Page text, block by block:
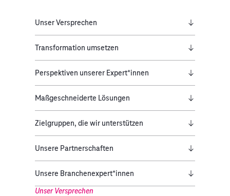
Unser Versprechen
Unser Versprechen
Transformation umsetzen
Perspektiven unserer Expert*innen
Maßgeschneiderte Lösungen
Zielgruppen, die wir unterstützen
Unsere Partnerschaften
Unsere Branchenexpert*innen